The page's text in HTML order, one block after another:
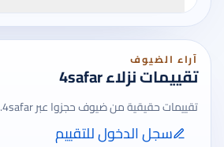
آراء الضيوف
تقييمات نزلاء 4safar
تقييمات حقيقية من ضيوف حجزوا عبر 4safar.
سجل الدخول للتقييم